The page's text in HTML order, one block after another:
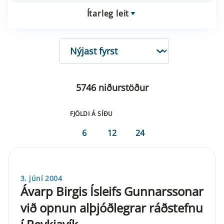
Ítarleg leit
RÖÐUN
5746 niðurstöður
FJÖLDI Á SÍÐU
6 12 24
3. júní 2004
Ávarp Birgis Ísleifs Gunnarssonar
við opnun alþjóðlegrar ráðstefnu